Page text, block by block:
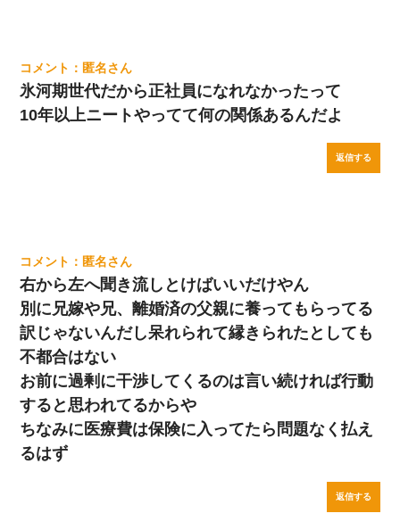
匿名
氷河期世代だから正社員になれなかったって
10年以上ニートやってて何の関係あるんだよ
返信する
匿名
右から左へ聞き流しとけばいいだけやん
別に兄嫁や兄、離婚済の父親に養ってもらってる
訳じゃないんだし呆れられて縁きられたとしても
不都合はない
お前に過剰に干渉してくるのは言い続ければ行動
すると思われてるからや
ちなみに医療費は保険に入ってたら問題なく払え
るはず
返信する